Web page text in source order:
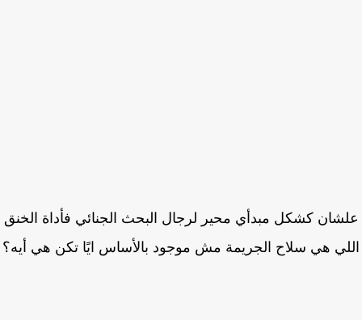
كشكل مبدأي محير لرجال البحث الجنائي فأداة الخنق
هي سلاح الجريمة مش موجود بالأساس ايًا تكن هي أيه؟